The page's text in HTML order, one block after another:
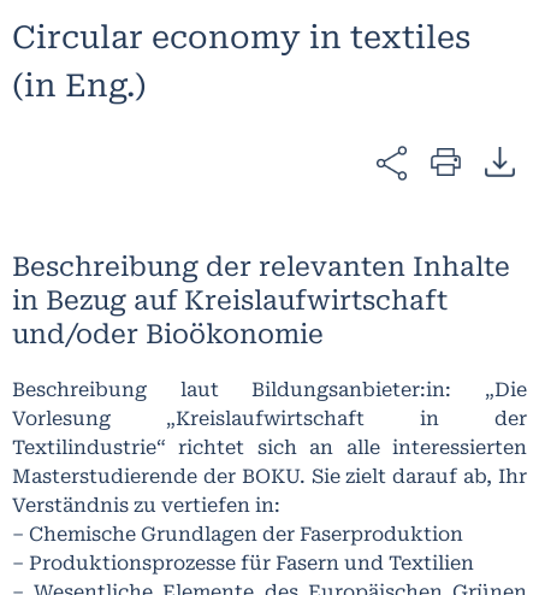
Circular economy in textiles
(in Eng.)
Beschreibung der relevanten Inhalte
in Bezug auf Kreislaufwirtschaft
und/oder Bioökonomie
Beschreibung laut Bildungsanbieter:in: „Die
Vorlesung „Kreislaufwirtschaft in der
Textilindustrie“ richtet sich an alle interessierten
Masterstudierende der BOKU. Sie zielt darauf ab, Ihr
Verständnis zu vertiefen in:
– Chemische Grundlagen der Faserproduktion
– Produktionsprozesse für Fasern und Textilien